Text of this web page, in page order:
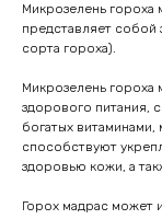
Микрозелень гороха
представляет собой
сорта гороха).
Микрозелень
здорового питания,
богатых
способствуют
здоровью кожи, а
Горох мадрас может